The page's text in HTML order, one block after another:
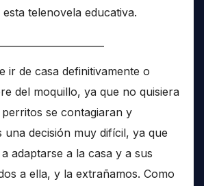
telenovela educativa.
ir de casa definitivamente o
del moquillo, ya que no quisiera
perritos se contagiaran y
una decisión muy difícil, ya que
adaptarse a la casa y a sus
a ella, y la extrañamos. Como